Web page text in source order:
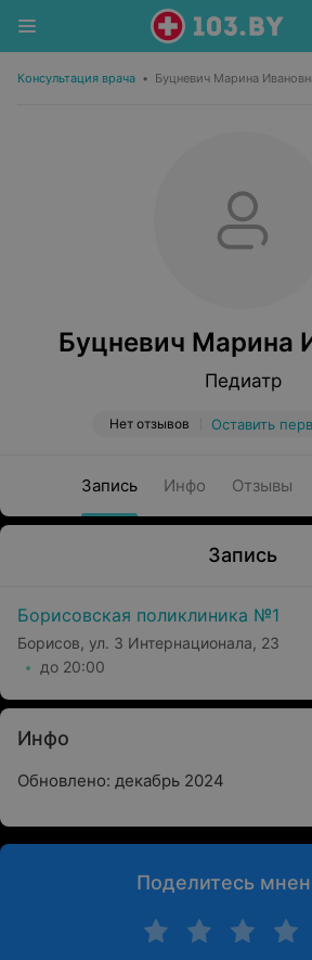
Консультация врача • Буцневич Марина
Буцневич Марина
Педиатр
Нет отзывов Оставить
Запись Инфо Отзывы
Запись
Борисовская поликлиника №1
Борисов, ул. 3 Интернационала, 23
до 20:00
Инфо
Обновлено: декабрь 2024
Поделитесь